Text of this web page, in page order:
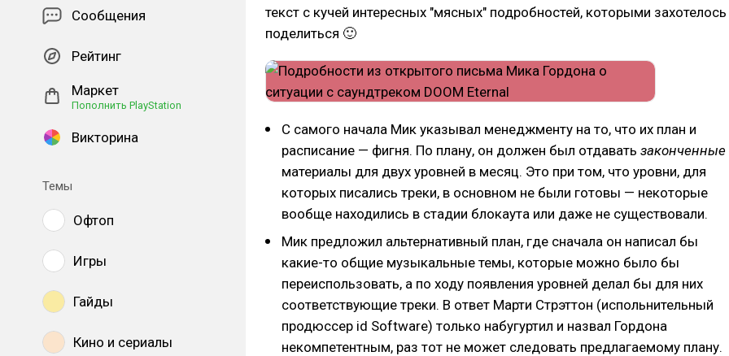
Сообщения
Рейтинг
Маркет
Пополнить PlayStation
Викторина
Темы
Офтоп
Игры
Гайды
Кино и сериалы
текст с кучей интересных "мясных" подробностей, которыми захотелось
поделиться 🙂
С самого начала Мик указывал менеджменту на то, что их план и
расписание — фигня. По плану, он должен был отдавать законченные
материалы для двух уровней в месяц. Это при том, что уровни, для
которых писались треки, в основном не были готовы — некоторые
вообще находились в стадии блокаута или даже не существовали.
Мик предложил альтернативный план, где сначала он написал бы
какие-то общие музыкальные темы, которые можно было бы
переиспользовать, а по ходу появления уровней делал бы для них
соответствующие треки. В ответ Марти Стрэттон (испольнительный
продюссер id Software) только набугуртил и назвал Гордона
некомпетентным, раз тот не может следовать предлагаемому плану.